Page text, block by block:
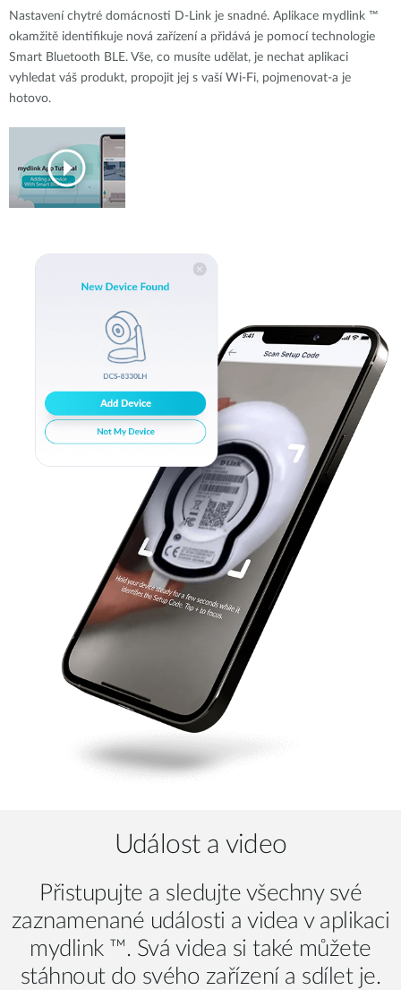
Nastavení chytré domácnosti D-Link je snadné. Aplikace mydlink ™
okamžitě identifikuje nová zařízení a přidává je pomocí technologie
Smart Bluetooth BLE. Vše, co musíte udělat, je nechat aplikaci
vyhledat váš produkt, propojit jej s vaší Wi-Fi, pojmenovat-a je
hotovo.
Událost a video
Přistupujte a sledujte všechny své
zaznamenané události a videa v aplikaci
mydlink ™. Svá videa si také můžete
stáhnout do svého zařízení a sdílet je.